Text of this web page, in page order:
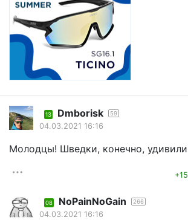
13 Dmborisk 59
04.03.2021 16:16
Молодцы! Шведки, конечно, удивили
+15
08 NoPainNoGain 266
04.03.2021 16:16